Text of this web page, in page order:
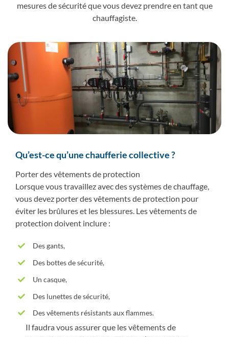
mesures de sécurité que vous devez prendre en tant que
chauffagiste.
Qu’est-ce qu’une chaufferie collective ?
Porter des vêtements de protection
Lorsque vous travaillez avec des systèmes de chauffage,
vous devez porter des vêtements de protection pour
éviter les brûlures et les blessures. Les vêtements de
protection doivent inclure :
Des gants,
Des bottes de sécurité,
Un casque,
Des lunettes de sécurité,
Des vêtements résistants aux flammes.
Il faudra vous assurer que les vêtements de